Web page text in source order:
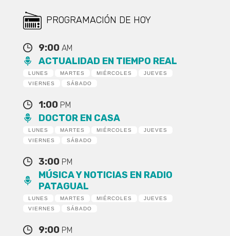
PROGRAMACIÓN DE HOY
9:00 AM
ACTUALIDAD EN TIEMPO REAL
LUNES MARTES MIÉRCOLES
JUEVES
VIERNES
SÁBADO
1:00 PM
DOCTOR EN CASA
LUNES MARTES MIÉRCOLES
JUEVES
VIERNES
SÁBADO
3:00 PM
MÚSICA Y NOTICIAS EN RADIO
PATAGUAL
LUNES MARTES MIÉRCOLES
JUEVES
VIERNES
SÁBADO
9:00 PM